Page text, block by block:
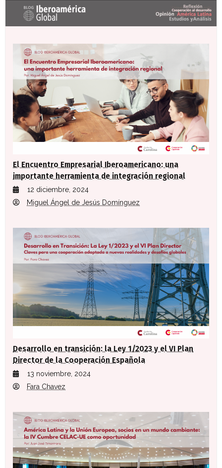
Últimas entradas Blog Iberoamérica global
El Encuentro Empresarial Iberoamericano: una
importante herramienta de integración regional
12 diciembre, 2024
Miguel Ángel de Jesús Domínguez
Desarrollo en transición: la Ley 1/2023 y el VI Plan
Director de la Cooperación Española
13 noviembre, 2024
Fara Chavez